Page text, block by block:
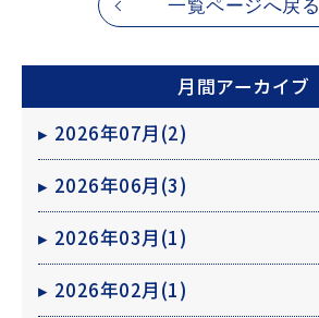
一覧ページへ戻る
月間アーカイブ
▸ 2026年07月(2)
▸ 2026年06月(3)
▸ 2026年03月(1)
▸ 2026年02月(1)